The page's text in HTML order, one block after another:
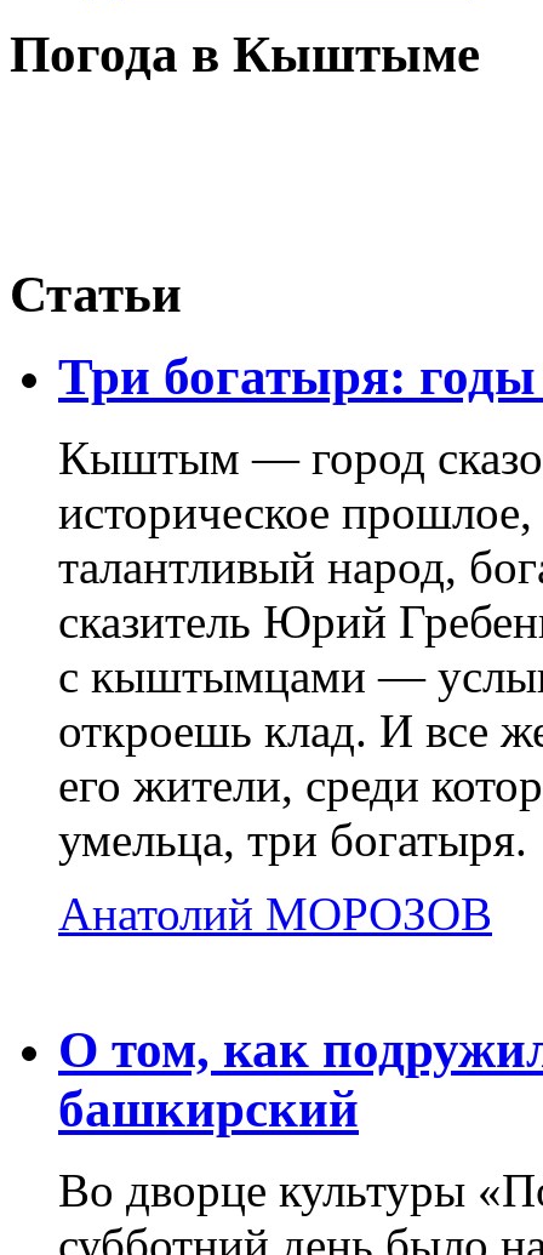
Погода в Кыштыме
Статьи
Три богатыря:
Кыштым — город
историческое
талантливый народ,
сказитель Юрий
с кыштымцами —
откроешь клад. И все
его жители, среди
умельца, три богатыря.
Анатолий МОРОЗОВ
О том, как
башкирский
Во дворце культуры